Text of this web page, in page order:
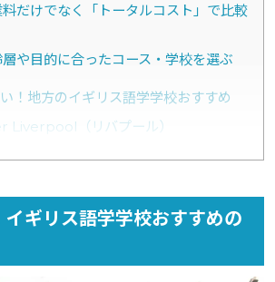
だけでなく「トータルコスト」で比較
や目的に合ったコース・学校を選ぶ
！地方のイギリス語学学校おすすめ
（リバプール）
Leeds（リーズ）
ち着いて学べるイギリス語学学校おす
30+（ロンドン）
ギリス語学学校おすすめの